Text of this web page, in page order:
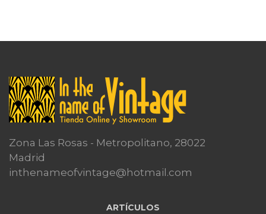
Zona Las Rosas - Metropolitano, 28022
Madrid
inthenameofvintage@hotmail.com
ARTÍCULOS